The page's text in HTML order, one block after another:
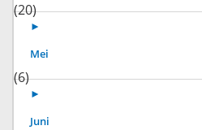
(20)
►
Mei
(6)
►
Juni